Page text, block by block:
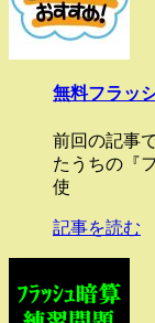
無料フラッ
前回の記事
たうちの『
使
記事を読む